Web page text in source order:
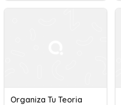
Organiza Tu Teoria